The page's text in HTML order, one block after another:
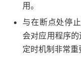
用。
与在断点处停
会对应用程序
定时机制非常重